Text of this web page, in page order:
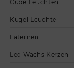
Cube Leuchten
Kugel Leuchte
Laternen
Led Wachs Kerzen